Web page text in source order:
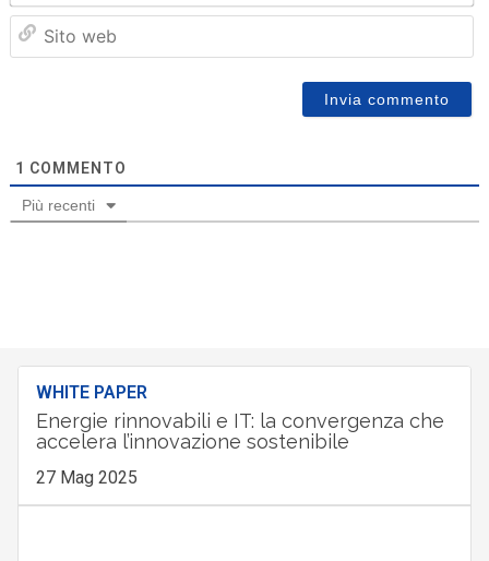
1 COMMENTO
Più recenti
WHITE PAPER
Energie rinnovabili e IT: la convergenza che
accelera l’innovazione sostenibile
27 Mag 2025